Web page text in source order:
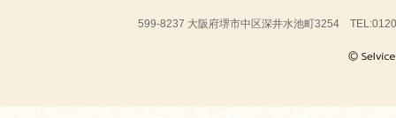
599-8237 大阪府堺市中区深井水池町3254